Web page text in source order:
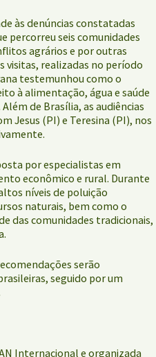
às denúncias constatadas
percorreu seis comunidades
agrários e por outras
visitas, realizadas no período
testemunhou como o
à alimentação, água e saúde
de Brasília, as audiências
Jesus (PI) e Teresina (PI), nos
por especialistas em
econômico e rural. Durante
níveis de poluição
naturais, bem como o
das comunidades tradicionais,
serão
seguido por um
Internacional e organizada